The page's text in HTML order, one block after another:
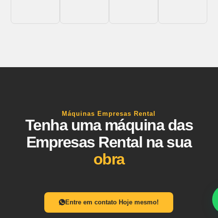
Máquinas Empresas Rental
Tenha uma máquina das
Empresas Rental na sua
obra
Entre em contato Hoje mesmo!